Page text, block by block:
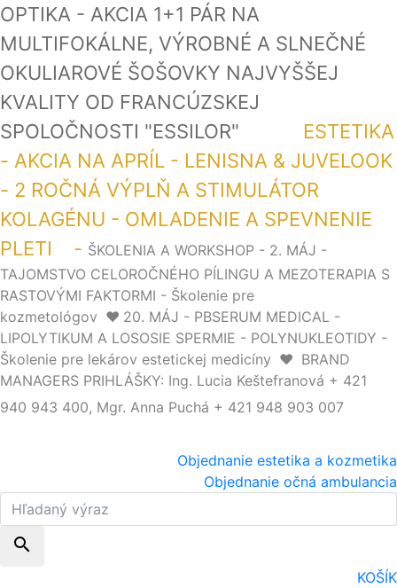
OPTIKA - AKCIA 1+1 PÁR NA
MULTIFOKÁLNE, VÝROBNÉ A SLNEČNÉ
OKULIAROVÉ ŠOŠOVKY NAJVYŠŠEJ
KVALITY OD FRANCÚZSKEJ
SPOLOČNOSTI "ESSILOR" ESTETIKA
- AKCIA NA APRÍL - LENISNA & JUVELOOK
- 2 ROČNÁ VÝPLŇ A STIMULÁTOR
KOLAGÉNU - OMLADENIE A SPEVNENIE
PLETI - ŠKOLENIA A WORKSHOP - 2. MÁJ -
TAJOMSTVO CELOROČNÉHO PÍLINGU A MEZOTERAPIA S
RASTOVÝMI FAKTORMI - Školenie pre
kozmetológov ❤️ 20. MÁJ - PBSERUM MEDICAL -
LIPOLYTIKUM A LOSOSIE SPERMIE - POLYNUKLEOTIDY -
Školenie pre lekárov estetickej medicíny ❤️ BRAND
MANAGERS PRIHLÁŠKY: Ing. Lucia Keštefranová + 421
940 943 400, Mgr. Anna Puchá + 421 948 903 007
Objednanie estetika a kozmetika
Objednanie očná ambulancia
search
KOŠÍK